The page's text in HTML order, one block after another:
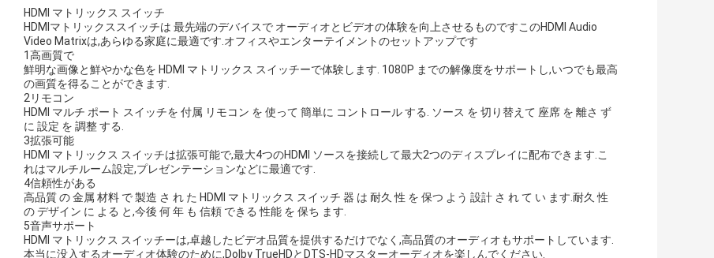
HDMI マトリックス スイッチ
HDMIマトリックススイッチは 最先端のデバイスで オーディオとビデオの体験を向上させるものですこのHDMI Audio
Video Matrixは,あらゆる家庭に最適です.オフィスやエンターテイメントのセットアップです
1高画質で
鮮明な画像と鮮やかな色を HDMI マトリックス スイッチーで体験します. 1080P までの解像度をサポートし,いつでも最高
の画質を得ることができます.
2リモコン
HDMI マルチ ポート スイッチを 付属 リモコン を 使って 簡単に コントロール する. ソース を 切り替えて 座席 を 離さ ず
に 設定 を 調整 する.
3拡張可能
HDMI マトリックス スイッチは拡張可能で,最大4つのHDMI ソースを接続して最大2つのディスプレイに配布できます.こ
れはマルチルーム設定,プレゼンテーションなどに最適です.
4信頼性がある
高品質 の 金属 材料 で 製造 さ れ た HDMI マトリックス スイッチ 器 は 耐久 性 を 保つ よう 設計 さ れ て い ます.耐久 性
の デザイン に よる と,今後 何 年 も 信頼 できる 性能 を 保ち ます.
5音声サポート
HDMI マトリックス スイッチーは,卓越したビデオ品質を提供するだけでなく,高品質のオーディオもサポートしています.
本当に没入するオーディオ体験のために,Dolby TrueHDとDTS-HDマスターオーディオを楽しんでください.